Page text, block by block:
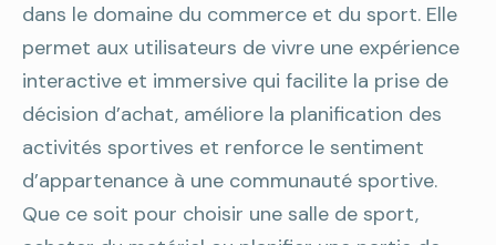
dans le domaine du commerce et du sport. Elle
permet aux utilisateurs de vivre une expérience
interactive et immersive qui facilite la prise de
décision d’achat, améliore la planification des
activités sportives et renforce le sentiment
d’appartenance à une communauté sportive.
Que ce soit pour choisir une salle de sport,